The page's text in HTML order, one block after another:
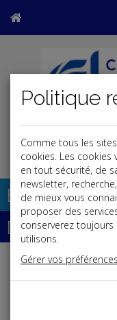
Base documentaire
Dépêches
Liste des
Comme tous les
cookies. Les
en tout sécurité, de
newsletter,
de mieux vous
proposer des
conserverez
utilisons.
Gérer vos préférences